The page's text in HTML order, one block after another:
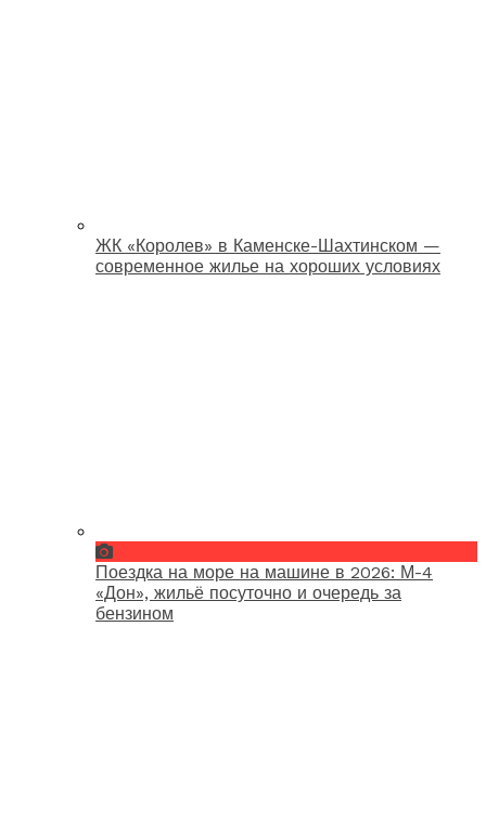
ЖК «Королев» в Каменске-Шахтинском —
современное жилье на хороших условиях
Поездка на море на машине в 2026: М-4
«Дон», жильё посуточно и очередь за
бензином